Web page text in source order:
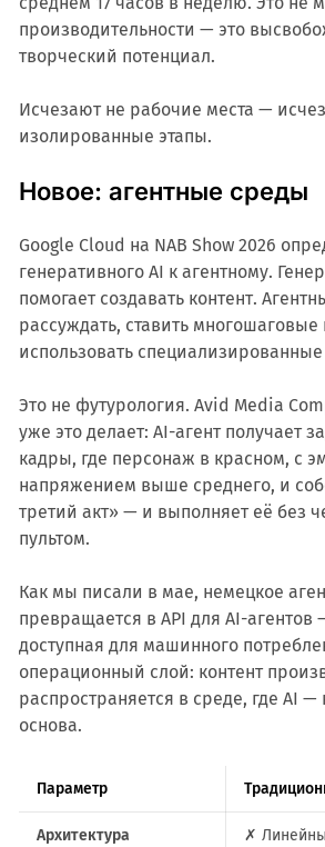
производительности — это
творческий потенциал.
Исчезают не рабочие места —
изолированные этапы.
Новое: агентные среды
Google Cloud на NAB Show 2026
генеративного AI к агентному.
помогает создавать контент.
рассуждать, ставить многошаговые
использовать
Это не футурология. Avid Media
уже это делает: AI-агент получает
кадры, где персонаж в красном, с
напряжением выше среднего, и
третий акт» — и выполняет её без
пультом.
Как мы писали в мае, немецкое
превращается в API для AI-агентов
доступная для машинного
операционный слой: контент
распространяется в среде, где AI —
основа.
Параметр
Архитектура ✗